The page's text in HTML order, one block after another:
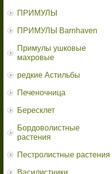
ПРИМУЛЫ
ПРИМУЛЫ Barnhaven
Примулы ушковые
махровые
редкие Астильбы
Печеночница
Бересклет
Бордоволистные
растения
Пестролистные растения
Василистники